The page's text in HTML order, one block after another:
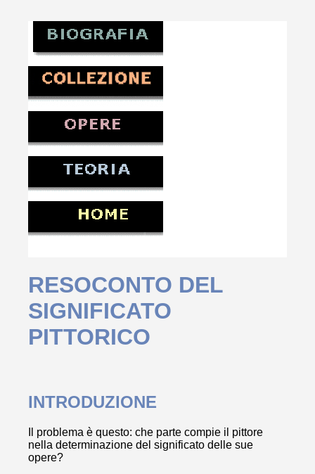
RESOCONTO DEL
SIGNIFICATO
PITTORICO
INTRODUZIONE
Il problema è questo: che parte compie il pittore
nella determinazione del significato delle sue
opere?